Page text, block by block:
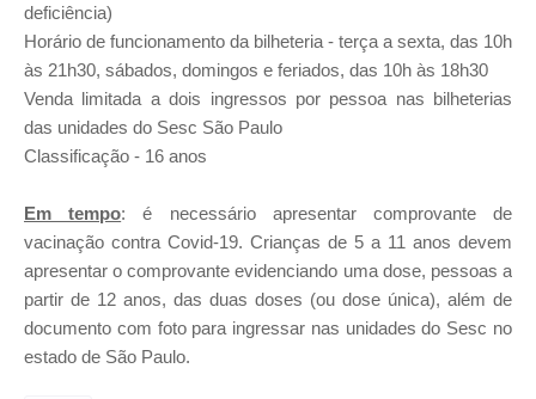
deficiência)
Horário de funcionamento da bilheteria - terça a sexta, das 10h
às 21h30, sábados, domingos e feriados, das 10h às 18h30
Venda limitada a dois ingressos por pessoa nas bilheterias
das unidades do Sesc São Paulo
Classificação - 16 anos
Em tempo: é necessário apresentar comprovante de
vacinação contra Covid-19. Crianças de 5 a 11 anos devem
apresentar o comprovante evidenciando uma dose, pessoas a
partir de 12 anos, das duas doses (ou dose única), além de
documento com foto para ingressar nas unidades do Sesc no
estado de São Paulo.